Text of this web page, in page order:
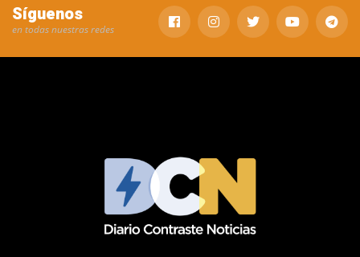
Síguenos
en todas nuestras redes